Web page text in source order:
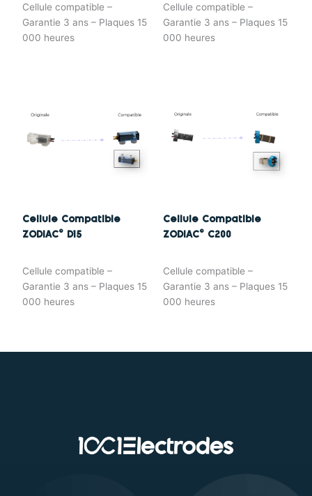
Cellule compatible –
Garantie 3 ans – Plaques 15
000 heures
Cellule compatible –
Garantie 3 ans – Plaques 15
000 heures
Cellule Compatible
ZODIAC© D15
Cellule compatible –
Garantie 3 ans – Plaques 15
000 heures
Cellule Compatible
ZODIAC© C200
Cellule compatible –
Garantie 3 ans – Plaques 15
000 heures